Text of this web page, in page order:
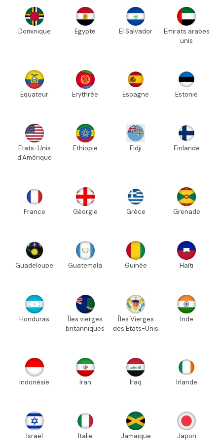
Dominique Egypte El Salvador
Emirats arabes
unis
Equateur Erythrée Espagne Estonie
Etats-Unis
d'Amérique
Ethiopie Fidji Finlande
France Géorgie Grèce Grenade
Guadeloupe Guatemala Guinée Haïti
Honduras
Îles vierges
britanniques
Îles Vierges
des États-Unis
Inde
Indonésie Iran Iraq Irlande
Israël Italie Jamaïque Japon